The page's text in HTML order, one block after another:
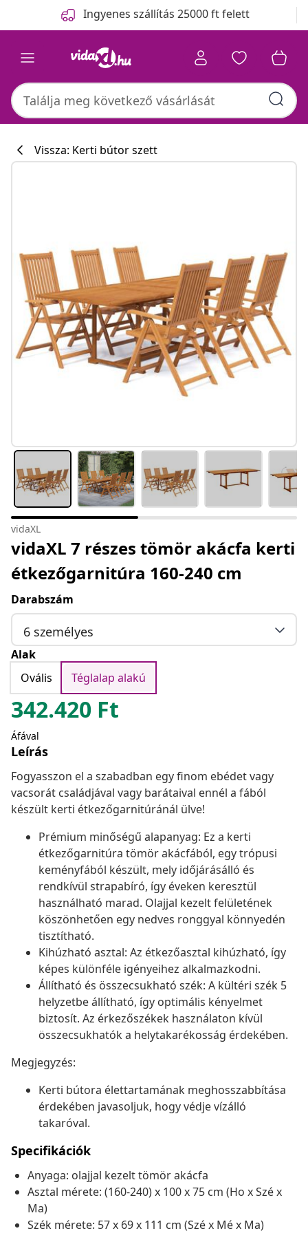
Ingyenes szállítás 25000 ft felett
Vissza: Kerti bútor szett
vidaXL
vidaXL 7 részes tömör akácfa kerti
étkezőgarnitúra 160-240 cm
Darabszám
6 személyes
Alak
Ovális
Téglalap alakú
342.420 Ft
Áfával
Leírás
Fogyasszon el a szabadban egy finom ebédet vagy
vacsorát családjával vagy barátaival ennél a fából
készült kerti étkezőgarnitúránál ülve!
Prémium minőségű alapanyag: Ez a kerti
étkezőgarnitúra tömör akácfából, egy trópusi
keményfából készült, mely időjárásálló és
rendkívül strapabíró, így éveken keresztül
használható marad. Olajjal kezelt felületének
köszönhetően egy nedves ronggyal könnyedén
tisztítható.
Kihúzható asztal: Az étkezőasztal kihúzható, így
képes különféle igényeihez alkalmazkodni.
Állítható és összecsukható szék: A kültéri szék 5
helyzetbe állítható, így optimális kényelmet
biztosít. Az érkezőszékek használaton kívül
összecsukhatók a helytakarékosság érdekében.
Megjegyzés:
Kerti bútora élettartamának meghosszabbítása
érdekében javasoljuk, hogy védje vízálló
takaróval.
Specifikációk
Anyaga: olajjal kezelt tömör akácfa
Asztal mérete: (160-240) x 100 x 75 cm (Ho x Szé x
Ma)
Szék mérete: 57 x 69 x 111 cm (Szé x Mé x Ma)